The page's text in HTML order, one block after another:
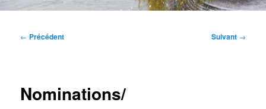
Navigation
← Précédent Suivant →
Nominations/